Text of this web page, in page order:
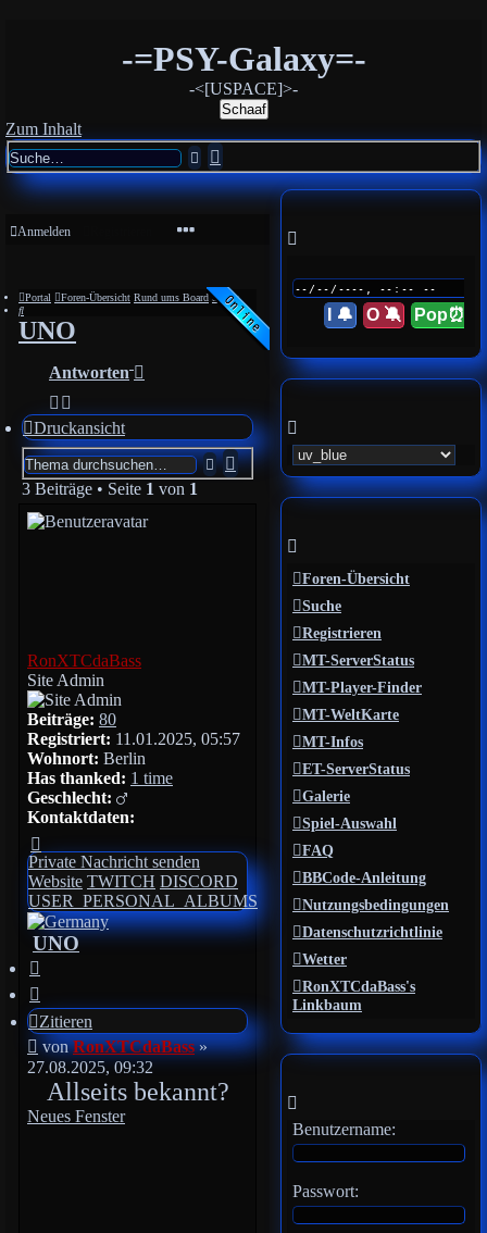
-=PSY-Galaxy=-
-<[USPACE]>-
Schaaf
Zum Inhalt
Suche
Suche
Anmelden
Portal Foren-Übersicht Rund ums Board Spiele
Suche
UNO
Antworten
Druckansicht
SucheErweiterte
Suche
3 Beiträge • Seite 1 von 1
RonXTCdaBass
Site Admin
Beiträge: 80
Registriert: 11.01.2025, 05:57
Wohnort: Berlin
Has thanked: 1 time
Geschlecht:
Kontaktdaten:
Kontaktdaten
von
RonXTCdaBass
Private Nachricht senden
Website TWITCH DISCORD
USER_PERSONAL_ALBUMS
UNO
Zitieren
Beitrag
vonRonXTCdaBass»
27.08.2025, 09:32
Allseits bekannt?
Neues Fenster
I 🔔 O 🔕 Pop⏰
Foren-Übersicht
Suche
Registrieren
MT-ServerStatus
MT-Player-Finder
MT-WeltKarte
MT-Infos
ET-ServerStatus
Galerie
Spiel-Auswahl
FAQ
BBCode-Anleitung
Nutzungsbedingungen
Datenschutzrichtlinie
Wetter
RonXTCdaBass's
Linkbaum
Benutzername:
Passwort: